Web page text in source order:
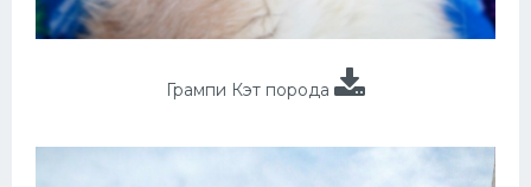
Грампи Кэт порода